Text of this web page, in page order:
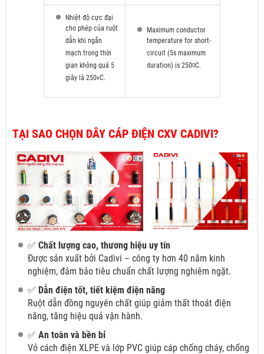
Nhiệt độ cực đại
cho phép của ruột
dẫn khi ngắn
mạch trong thời
gian không quá 5
giây là 250oC.
Maximum conductor
temperature for short-
circuit (5s maximum
duration) is 250OC.
TẠI SAO CHỌN DÂY CÁP ĐIỆN CXV CADIVI?
✅ Chất lượng cao, thương hiệu uy tín
Được sản xuất bởi Cadivi – công ty hơn 40 năm kinh
nghiệm, đảm bảo tiêu chuẩn chất lượng nghiêm ngặt.
✅ Dẫn điện tốt, tiết kiệm điện năng
Ruột dẫn đồng nguyên chất giúp giảm thất thoát điện
năng, tăng hiệu quả vận hành.
✅ An toàn và bền bỉ
Vỏ cách điện XLPE và lớp PVC giúp cáp chống cháy, chống